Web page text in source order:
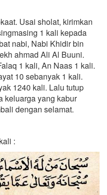
Usai sholat, kirimkan
1 kali kepada
nabi, Nabi Khidir bin
ahmad Ali Al Buuni.
1 kali, An Naas 1 kali.
10 sebanyak 1 kali.
1240 kali. Lalu tutup
keluarga yang kabur
dengan selamat.
: